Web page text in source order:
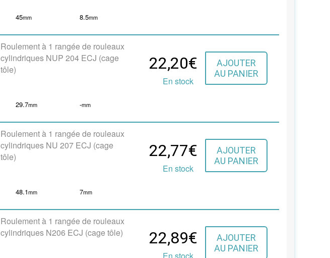
45mm 8.5mm
Roulement à 1 rangée de rouleaux
cylindriques NUP 204 ECJ (cage
tôle)
29.7mm -mm
22,20€
En stock
AJOUTER
AU PANIER
Roulement à 1 rangée de rouleaux
cylindriques NU 207 ECJ (cage
tôle)
48.1mm 7mm
22,77€
En stock
AJOUTER
AU PANIER
Roulement à 1 rangée de rouleaux
cylindriques N206 ECJ (cage tôle)
22,89€
AJOUTER
AU PANIER